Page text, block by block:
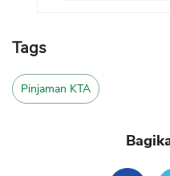
Tags
Pinjaman KTA